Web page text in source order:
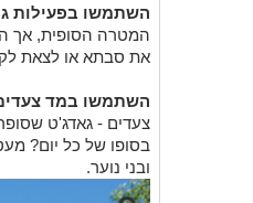
השתמשו בפעילות
המטרה הסופית, אך
את סבתא או לצאת
השתמשו במד
צעדים - גאדג'ט
בסופו של כל יום?
ובני נוער.